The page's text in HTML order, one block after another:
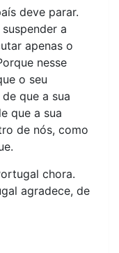
deve parar.
a
apenas o
nesse
o seu
que a sua
que a sua
de nós, como
chora.
agradece, de